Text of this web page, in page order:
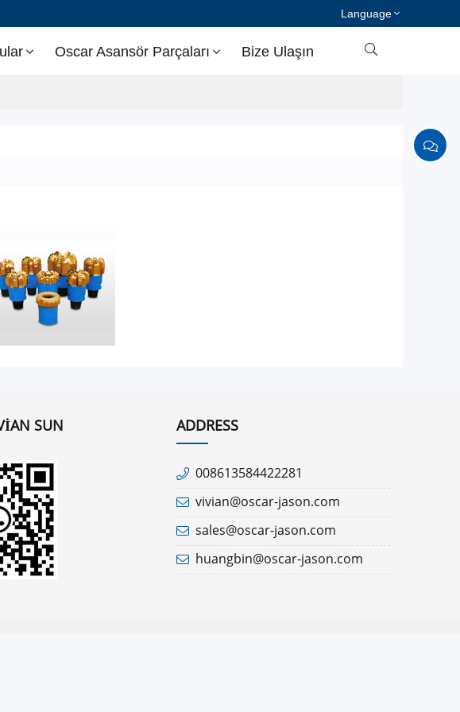
Language
Oscar Asansör Parçaları Bize Ulaşın 
SUN ADDRESS
008613584422281
vivian@oscar-jason.com
sales@oscar-jason.com
huangbin@oscar-jason.com